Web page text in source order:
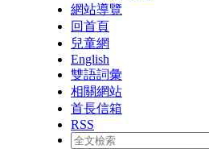
網站導覽
回首頁
兒童網
English
雙語詞彙
相關網站
首長信箱
RSS
全文檢索